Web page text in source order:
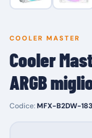
COOLER MASTER
Cooler
ARGB
Codice:MFX-B2DW-